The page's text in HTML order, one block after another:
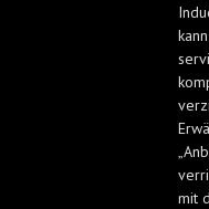
mit